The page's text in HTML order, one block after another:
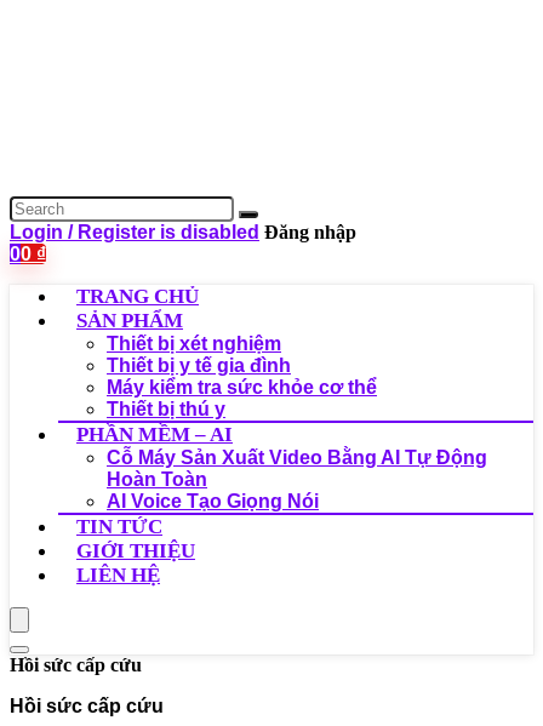
Login / Register is disabled Đăng nhập
00 ₫
TRANG CHỦ
SẢN PHẨM
Thiết bị xét nghiệm
Thiết bị y tế gia đình
Máy kiểm tra sức khỏe cơ thể
Thiết bị thú y
PHẦN MỀM – AI
Cỗ Máy Sản Xuất Video Bằng AI Tự Động
Hoàn Toàn
AI Voice Tạo Giọng Nói
TIN TỨC
GIỚI THIỆU
LIÊN HỆ
Hồi sức cấp cứu
Hồi sức cấp cứu